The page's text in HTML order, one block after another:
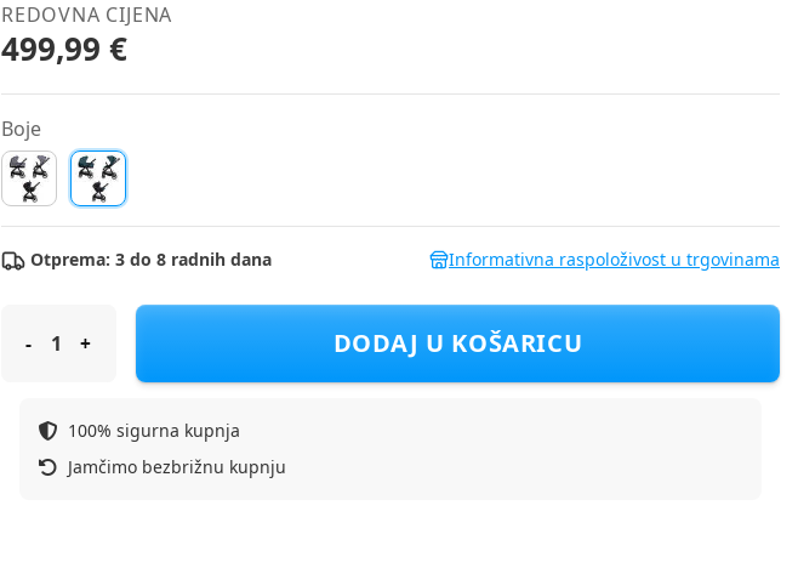
REDOVNA CIJENA
499,99 €
Boje
Otprema: 3 do 8 radnih dana Informativna raspoloživost u trgovinama
FREEON kolica 3u1 Opty green 86175
DODAJ U KOŠARICU
100% sigurna kupnja
Jamčimo bezbrižnu kupnju